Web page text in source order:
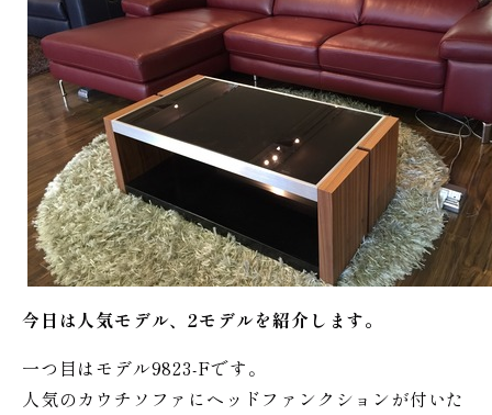
今日は人気モデル、2モデルを紹介します。
一つ目はモデル9823-Fです。
人気のカウチソファにヘッドファンクションが付いた